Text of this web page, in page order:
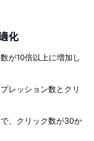
化
が10倍以上に増加し
レッション数とクリ
、クリック数が30か